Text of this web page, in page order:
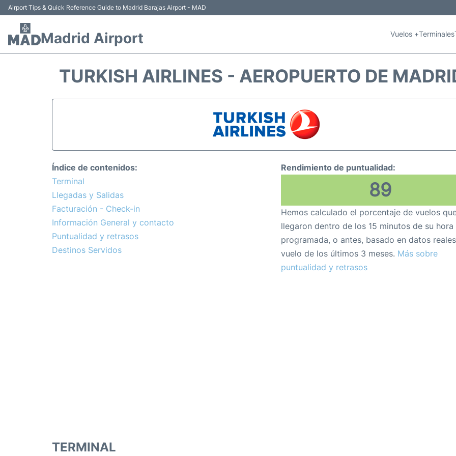
Airport Tips & Quick Reference Guide to Madrid Barajas Airport - MAD
Madrid Airport Vuelos +Terminales
TURKISH AIRLINES - AEROPUERTO DE
Índice de contenidos:
Terminal
Llegadas y Salidas
Facturación - Check-in
Información General y contacto
Puntualidad y retrasos
Destinos Servidos
Rendimiento de puntualidad:
89
Hemos calculado el porcentaje de vuelos
llegaron dentro de los 15 minutos de su hora
programada, o antes, basado en datos
vuelo de los últimos 3 meses. Más sobre
puntualidad y retrasos
TERMINAL